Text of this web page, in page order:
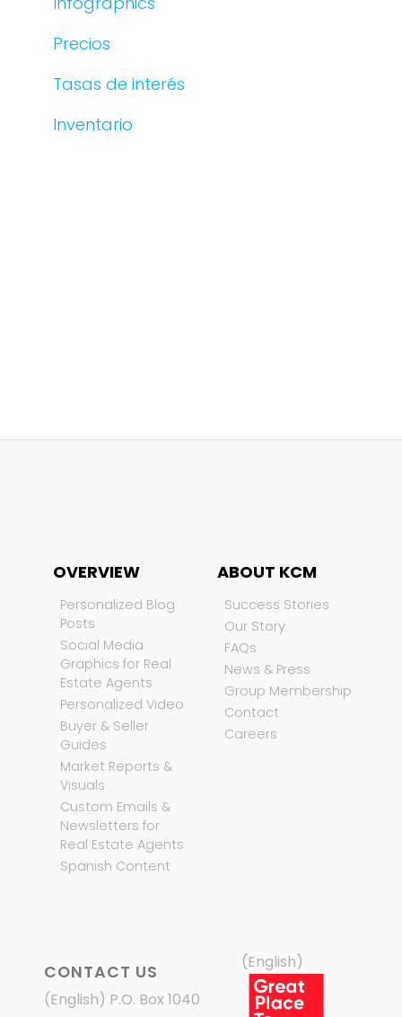
Precios
Tasas de interés
Inventario
OVERVIEW
Personalized Blog
Posts
Social Media
Graphics for Real
Estate Agents
Personalized Video
Buyer & Seller
Guides
Market Reports &
Visuals
Custom Emails &
Newsletters for
Real Estate Agents
Spanish Content
ABOUT KCM
Success Stories
Our Story
FAQs
News & Press
Group Membership
Contact
Careers
CONTACT US
(English) P.O. Box 1040
(English)